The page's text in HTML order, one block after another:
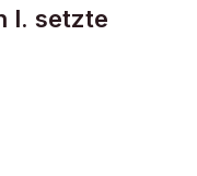
I. setzte